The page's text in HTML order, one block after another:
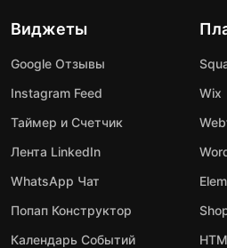
Виджеты
Google Отзывы
Instagram Feed
Таймер и Счетчик
Лента LinkedIn
WhatsApp Чат
Попап Конструктор
Календарь Событий
Wix